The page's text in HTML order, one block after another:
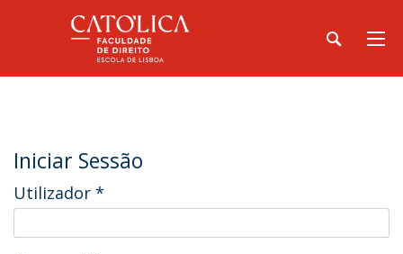
Iniciar Sessão
Utilizador *